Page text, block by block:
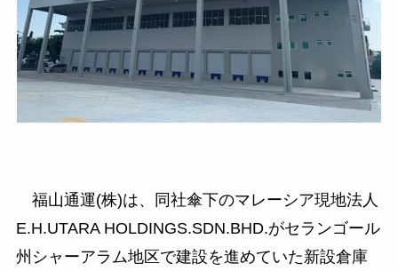
福山通運(株)は、同社傘下のマレーシア現地法人
E.H.UTARA HOLDINGS.SDN.BHD.がセランゴール
州シャーアラム地区で建設を進めていた新設倉庫